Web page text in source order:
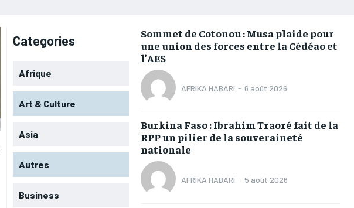
COMMUNIQUÉ
CULTURE
DIVERS
MONDE
OPPORTUNITÉ
COMMUNIQUÉ
CULTURE
DIVERS
MONDE
OPPORTUNITÉ
COMMUNIQUÉ
CULTURE
DIVERS
MONDE
OPPORTUNITÉ
COMMUNIQUÉ
CULTURE
DIVERS
MONDE
OPPORTUNITÉ
Categories
Afrique
Art & Culture
Asia
Autres
Business
Sommet de Cotonou : Musa plaide pour
une union des forces entre la Cédéao et
l’AES
AFRIKA HABARI - 6 août 2026
Burkina Faso : Ibrahim Traoré fait de la
RPP un pilier de la souveraineté
nationale
AFRIKA HABARI - 5 août 2026